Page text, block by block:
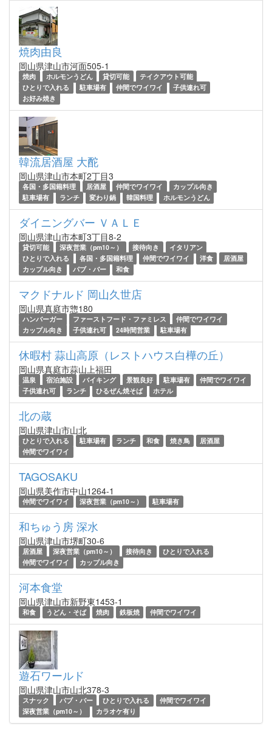
焼肉由良
岡山県津山市河面505-1
焼肉 ホルモンうどん 貸切可能
テイクアウト可能
ひとりで入れる
駐車場有 仲間でワイワイ
子供連れ可
お好み焼き
韓流居酒屋 大酡
岡山県津山市本町2丁目3
各国・多国籍料理 居酒屋 仲間でワイワイ
カップル向き
駐車場有
ランチ 変わり鍋 韓国料理 ホルモンうどん
ダイニングバー ＶＡＬＥ
岡山県津山市本町3丁目8-2
貸切可能 深夜営業（pm10～） 接待向き
イタリアン
ひとりで入れる
各国・多国籍料理 仲間でワイワイ 洋食
居酒屋
カップル向き
パブ・バー 和食
マクドナルド 岡山久世店
岡山県真庭市惣180
ハンバーガー ファーストフード・ファミレス
仲間でワイワイ
カップル向き
子供連れ可 24時間営業 駐車場有
休暇村 蒜山高原（レストハウス白樺の丘）
岡山県真庭市蒜山上福田
温泉 宿泊施設 バイキング 景観良好 駐車場有
仲間でワイワイ
子供連れ可
ランチ ひるぜん焼そば ホテル
北の蔵
岡山県津山市山北
ひとりで入れる 駐車場有 ランチ 和食 焼き鳥
居酒屋
仲間でワイワイ
TAGOSAKU
岡山県美作市中山1264-1
仲間でワイワイ 深夜営業（pm10～） 駐車場有
和ちゅう房 深水
岡山県津山市堺町30-6
居酒屋 深夜営業（pm10～） 接待向き
ひとりで入れる
仲間でワイワイ
カップル向き
河本食堂
岡山県津山市新野東1453-1
和食 うどん・そば 焼肉 鉄板焼 仲間でワイワイ
遊石ワールド
岡山県津山市山北378-3
スナック パブ・バー ひとりで入れる
仲間でワイワイ
深夜営業（pm10～）
カラオケ有り